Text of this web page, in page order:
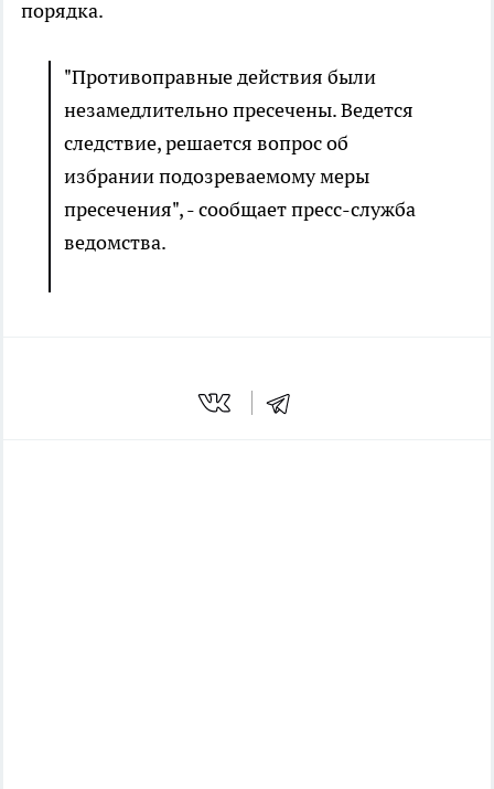
порядка.
"Противоправные действия были
незамедлительно пресечены. Ведется
следствие, решается вопрос об
избрании подозреваемому меры
пресечения", - сообщает пресс-служба
ведомства.